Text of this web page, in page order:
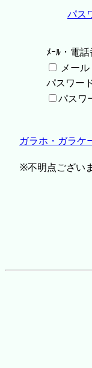
パス
ﾒｰﾙ・電
メー
パスワー
パスワ
ガラホ・ガラケ
※不明点ござい